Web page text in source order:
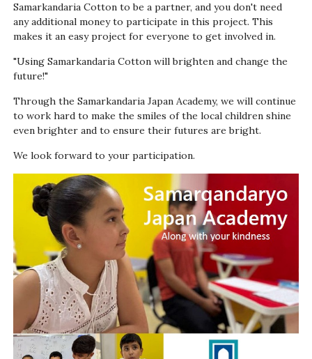
Samarkandaria Cotton to be a partner, and you don't need
any additional money to participate in this project. This
makes it an easy project for everyone to get involved in.
"Using Samarkandaria Cotton will brighten and change the
future!"
Through the Samarkandaria Japan Academy, we will continue
to work hard to make the smiles of the local children shine
even brighter and to ensure their futures are bright.
We look forward to your participation.